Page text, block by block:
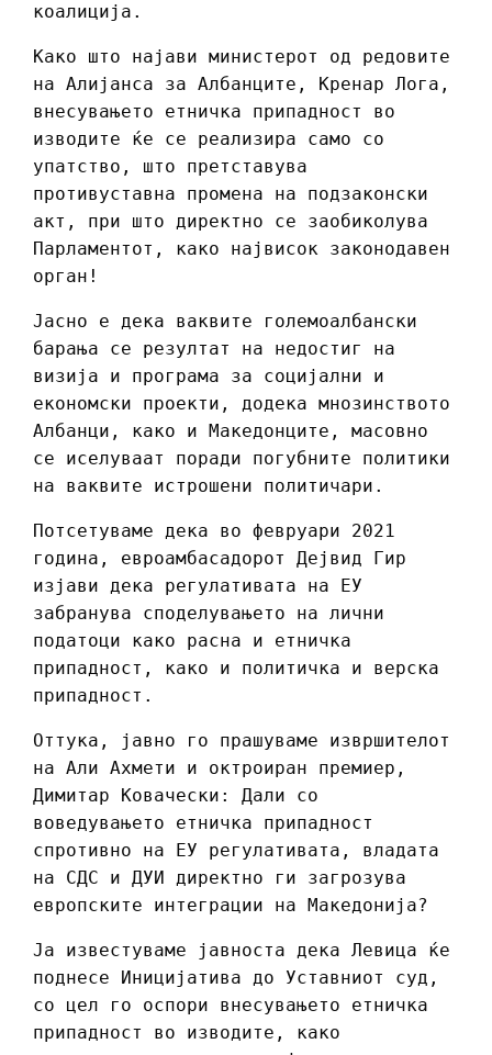
коалиција.
Како што најави министерот од редовите
на Алијанса за Албанците, Кренар Лога,
внесувањето етничка припадност во
изводите ќе се реализира само со
упатство, што претставува
противуставна промена на подзаконски
акт, при што директно се заобиколува
Парламентот, како највисок законодавен
орган!
Јасно е дека ваквите големоалбански
барања се резултат на недостиг на
визија и програма за социјални и
економски проекти, додека мнозинството
Албанци, како и Македонците, масовно
се иселуваат поради погубните политики
на ваквите истрошени политичари.
Потсетуваме дека во февруари 2021
година, евроамбасадорот Дејвид Гир
изјави дека регулативата на ЕУ
забранува споделувањето на лични
податоци како расна и етничка
припадност, како и политичка и верска
припадност.
Оттука, јавно го прашуваме извршителот
на Али Ахмети и октроиран премиер,
Димитар Ковачески: Дали со
воведувањето етничка припадност
спротивно на ЕУ регулативата, владата
на СДС и ДУИ директно ги загрозува
европските интеграции на Македонија?
Ја известуваме јавноста дека Левица ќе
поднесе Иницијатива до Уставниот суд,
со цел го оспори внесувањето етничка
припадност во изводите, како